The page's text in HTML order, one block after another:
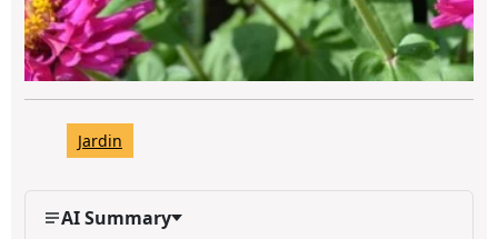
Jardin
AI Summary